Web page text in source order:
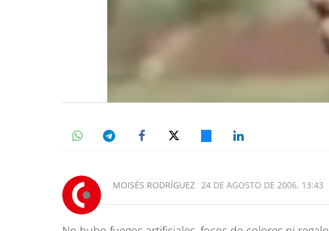
MOISÉS RODRÍGUEZ 24 DE AGOSTO DE 2006, 13:43